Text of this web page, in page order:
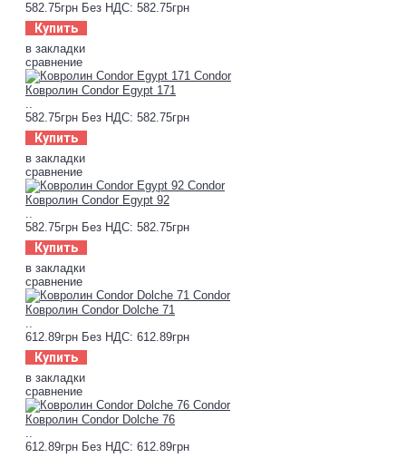
582.75грн Без НДС: 582.75грн
Купить
в закладки
сравнение
Ковролин Condor Egypt 171
582.75грн Без НДС: 582.75грн
Купить
в закладки
сравнение
Ковролин Condor Egypt 92
582.75грн Без НДС: 582.75грн
Купить
в закладки
сравнение
Ковролин Condor Dolche 71
612.89грн Без НДС: 612.89грн
Купить
в закладки
сравнение
Ковролин Condor Dolche 76
612.89грн Без НДС: 612.89грн